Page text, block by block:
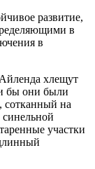
развитие,
в
в
хлещут
бы они были
сотканный на
участки